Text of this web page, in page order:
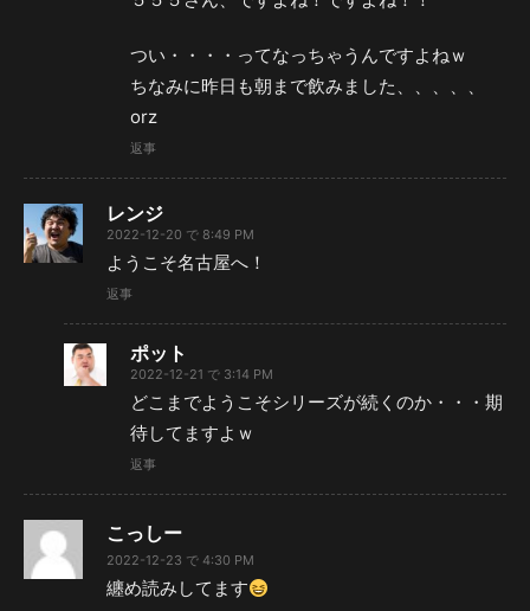
つい・・・・ってなっちゃうんですよねｗ
ちなみに昨日も朝まで飲みました、、、、、
orz
返事
レンジ
2022-12-20 で 8:49 PM
ようこそ名古屋へ！
返事
ポット
2022-12-21 で 3:14 PM
どこまでようこそシリーズが続くのか・・・期
待してますよｗ
返事
こっしー
2022-12-23 で 4:30 PM
纏め読みしてます